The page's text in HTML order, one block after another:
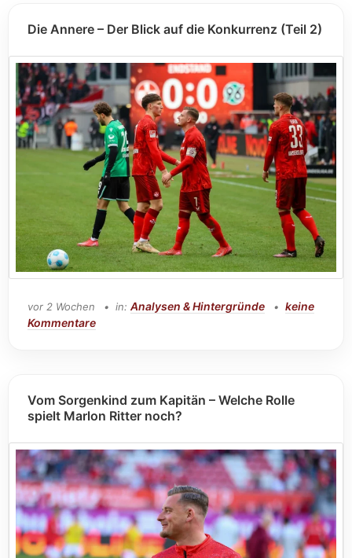
Die Annere – Der Blick auf die Konkurrenz (Teil 2)
vor 2 Wochen in: Analysen & Hintergründe
keine
Kommentare
Vom Sorgenkind zum Kapitän – Welche Rolle
spielt Marlon Ritter noch?